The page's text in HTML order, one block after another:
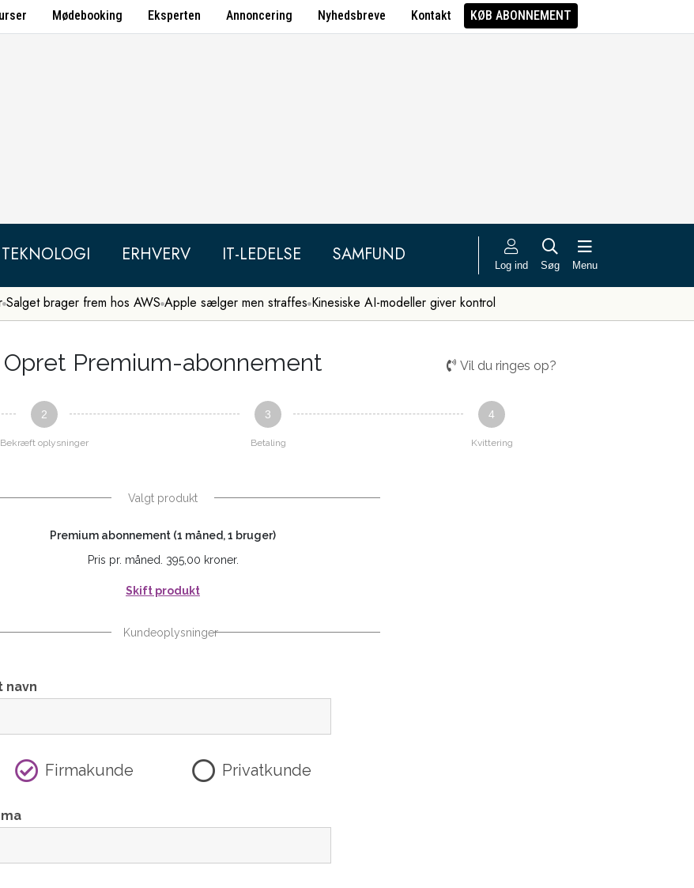
Mødebooking Eksperten Annoncering Nyhedsbreve Kontakt KØB ABONNEMENT
TEKNOLOGI ERHVERV IT-LEDELSE SAMFUND Log ind Søg Menu
Salget brager frem hos AWS Apple sælger men straffes Kinesiske AI-modeller giver kontrol
Opret Premium-abonnement Vil du ringes op?
2
Bekræft oplysninger
3
Betaling
4
Kvittering
Valgt produkt
Premium abonnement (1 måned, 1 bruger)
Pris pr. måned. 395,00 kroner.
Skift produkt
Kundeoplysninger
navn
Firmakunde Privatkunde